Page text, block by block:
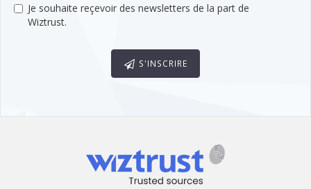
Je souhaite reçevoir des newsletters de la part de
Wiztrust.
S'INSCRIRE